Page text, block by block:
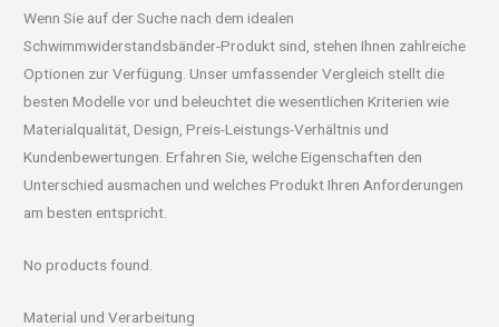
Wenn Sie auf der Suche nach dem idealen
Schwimmwiderstandsbänder-Produkt sind, stehen Ihnen zahlreiche
Optionen zur Verfügung. Unser umfassender Vergleich stellt die
besten Modelle vor und beleuchtet die wesentlichen Kriterien wie
Materialqualität, Design, Preis-Leistungs-Verhältnis und
Kundenbewertungen. Erfahren Sie, welche Eigenschaften den
Unterschied ausmachen und welches Produkt Ihren Anforderungen
am besten entspricht.
No products found.
Material und Verarbeitung